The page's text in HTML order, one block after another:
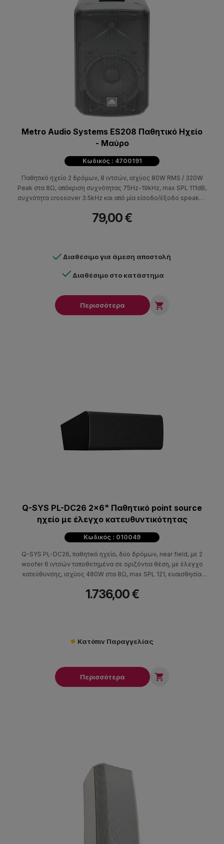
Metro Audio Systems ES208 Παθητικό Ηχείο
- Μαύρο
Κωδικός : 4700191
Παθητικό ηχείο 2 δρόμων, 8 ιντσών, ισχύος 80W RMS / 320W
Peak στα 8Ω, απόκριση συχνότητας 75Hz-19kHz, max SPL 111dB,
συχνότητα crossover 3.5kHz και από μία είσοδο/έξοδο speakon
79,00 €
Διαθέσιμο για άμεση αποστολή
Διαθέσιμο στο κατάστημα
Περισσότερα 
Q-SYS PL-DC26 2x6" Παθητικό point source
ηχείο με έλεγχο κατευθυντικότητας
Κωδικός : 010049
Q-SYS PL-DC26, παθητικό ηχείο, δύο δρόμων, near field, με 2
woofer 6 ιντσών τοποθετημένα σε οριζόντια θέση, με έλεγχο
κατεύθυνσης, ισχύος 480W στα 8Ω, max SPL 121, ευαισθησία
1.736,00 €
Κατόπιν Παραγγελίας
Περισσότερα 